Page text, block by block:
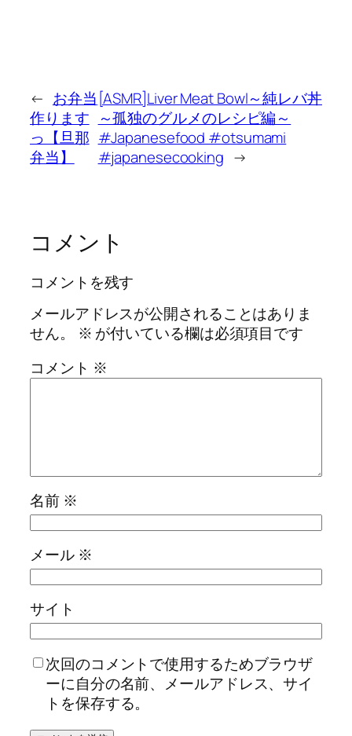
← お弁当
作ります
っ【旦那
弁当】
[ASMR]Liver Meat Bowl～純レバ丼
～孤独のグルメのレシピ編～
#Japanesefood #otsumami
#japanesecooking →
コメント
コメントを残す
メールアドレスが公開されることはありま
せん。
※ が付いている欄は必須項目です
コメント ※
名前 ※
メール ※
サイト
次回のコメントで使用するためブラウザ
ーに自分の名前、メールアドレス、サイ
トを保存する。